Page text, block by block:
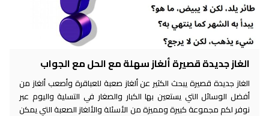
جديدة قصيرة ألغاز سهلة مع الحل مع الجواب
جديدة قصيرة يبحث الكثير عن ألغاز صعبة للعباقرة وأصعب ألغاز من
الوسائل التي يستعين بها الكبار والصغار في التسلية واليوم عبر
لكم مجموعة كبيرة ومميزة من الأسئلة والألغاز الصعبة التي يمكن